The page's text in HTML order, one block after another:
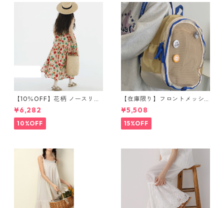
【10％OFF】花柄 ノースリー
ブワンピース 10768
¥6,282
10%OFF
【在庫限り】フロントメッシ
ュ バックパック M 2col 11170
¥5,508
15%OFF